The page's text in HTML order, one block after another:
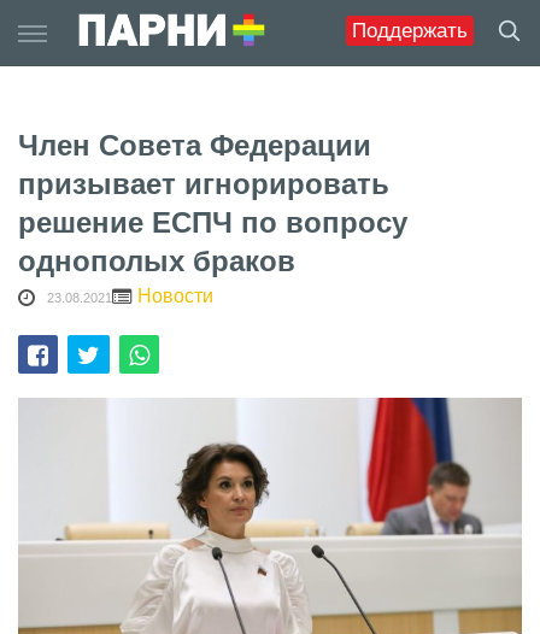
Поддержать
to
content
Член Совета Федерации
призывает игнорировать
решение ЕСПЧ по вопросу
однополых браков
23.08.2021 Новости